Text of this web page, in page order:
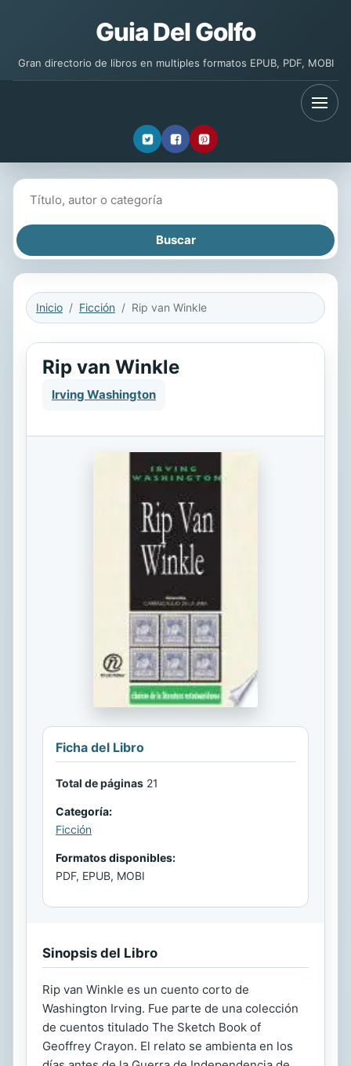
Guia Del Golfo
Gran directorio de libros en multiples formatos EPUB, PDF, MOBI
Inicio Ficción Rip van Winkle
Rip van Winkle
Irving Washington
Ficha del Libro
Total de páginas 21
Categoría:
Ficción
Formatos disponibles:
PDF, EPUB, MOBI
Sinopsis del Libro
Rip van Winkle es un cuento corto de
Washington Irving. Fue parte de una colección
de cuentos titulado The Sketch Book of
Geoffrey Crayon. El relato se ambienta en los